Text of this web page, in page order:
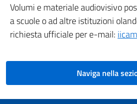
Volumi e materiale audiovisivo
a scuole o ad altre istituzioni
richiesta ufficiale per e-mail:
Naviga nella